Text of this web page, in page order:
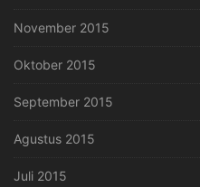
November 2015
Oktober 2015
September 2015
Agustus 2015
Juli 2015